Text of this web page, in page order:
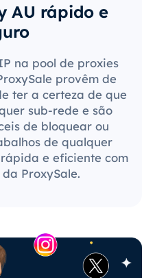
AU rápido e
na pool de proxies
provêm de
ter a certeza de que
sub-rede e são
de bloquear ou
de qualquer
e eficiente com
ProxySale.